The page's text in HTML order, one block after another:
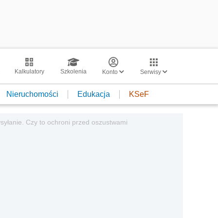
Kalkulatory Szkolenia Konto Serwisy
Nieruchomości Edukacja KSeF
Czy to ochroni przed oszustwami